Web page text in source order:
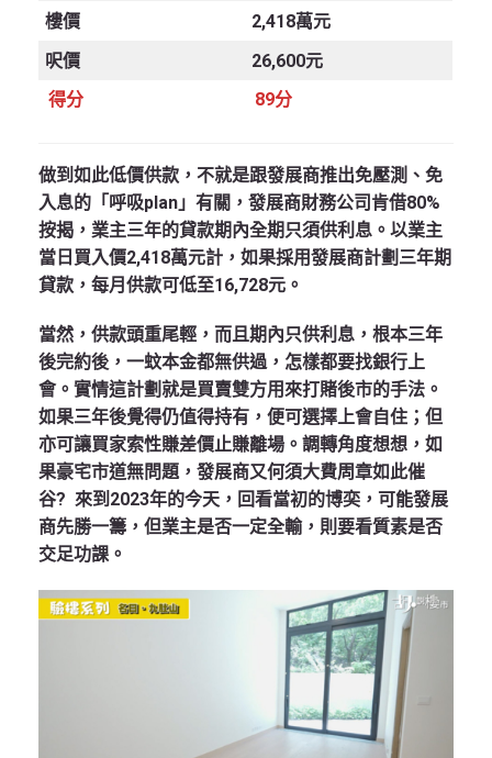
樓價
2,418萬元
呎價
26,600元
得分
89分
做到如此低價供款，不就是跟發展商推出免壓測、免
入息的「呼吸plan」有關，發展商財務公司肯借80%
按揭，業主三年的貸款期內全期只須供利息。以業主
當日買入價2,418萬元計，如果採用發展商計劃三年期
貸款，每月供款可低至16,728元。
當然，供款頭重尾輕，而且期內只供利息，根本三年
後完約後，一蚊本金都無供過，怎樣都要找銀行上
會。實情這計劃就是買賣雙方用來打賭後市的手法。
如果三年後覺得仍值得持有，便可選擇上會自住；但
亦可讓買家索性賺差價止賺離場。調轉角度想想，如
果豪宅市道無問題，發展商又何須大費周章如此催
谷? 來到2023年的今天，回看當初的博奕，可能發展
商先勝一籌，但業主是否一定全輸，則要看質素是否
交足功課。